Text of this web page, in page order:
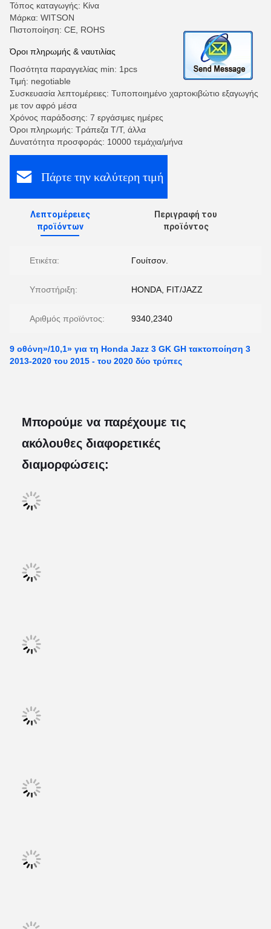
Τόπος καταγωγής: Κίνα
Μάρκα: WITSON
Πιστοποίηση: CE, ROHS
Όροι πληρωμής & ναυτιλίας
Ποσότητα παραγγελίας min: 1pcs
Τιμή: negotiable
Συσκευασία λεπτομέρειες: Τυποποιημένο χαρτοκιβώτιο εξαγωγής
με τον αφρό μέσα
Χρόνος παράδοσης: 7 εργάσιμες ημέρες
Όροι πληρωμής: Τράπεζα T/T, άλλα
Δυνατότητα προσφοράς: 10000 τεμάχια/μήνα
Πάρτε την καλύτερη τιμή
Λεπτομέρειες
προϊόντων
Περιγραφή του
προϊόντος
Ετικέτα: Γουίτσον.
Υποστήριξη: HONDA, FIT/JAZZ
Αριθμός προϊόντος: 9340,2340
9 οθόνη»/10,1» για τη Honda Jazz 3 GK GH τακτοποίηση 3
2013-2020 του 2015 - του 2020 δύο τρύπες
Μπορούμε να παρέχουμε τις
ακόλουθες διαφορετικές
διαμορφώσεις: